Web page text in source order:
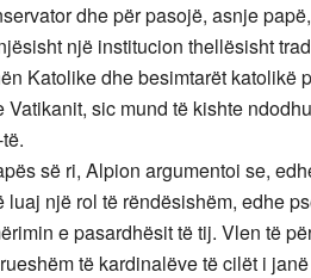
dhe për pasojë, asnje
një institucion thellësisht
Katolike dhe besimtarët katolikë
sic mund të kishte
së ri, Alpion argumentoi se,
një rol të rëndësishëm, edhe
e pasardhësit të tij. Vlen të
të kardinalëve të cilët i